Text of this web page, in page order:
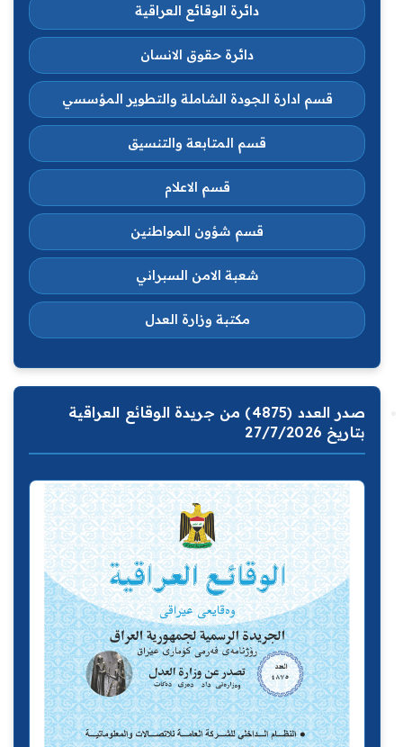
دائرة الوقائع العراقية
دائرة حقوق الانسان
قسم ادارة الجودة الشاملة والتطوير المؤسسي
قسم المتابعة والتنسيق
قسم الاعلام
قسم شؤون المواطنين
شعبة الامن السبراني
مكتبة وزارة العدل
صدر العدد (4875) من جريدة الوقائع العراقية
بتاريخ 27/7/2026